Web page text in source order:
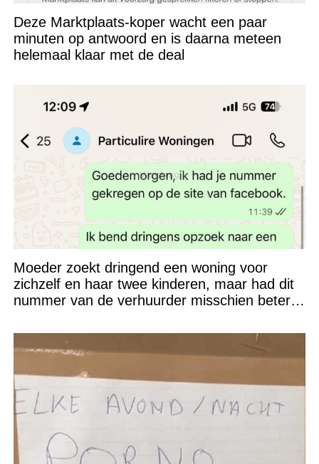
Deze Marktplaats-koper wacht een paar
minuten op antwoord en is daarna meteen
helemaal klaar met de deal
Moeder zoekt dringend een woning voor
zichzelf en haar twee kinderen, maar had dit
nummer van de verhuurder misschien beter